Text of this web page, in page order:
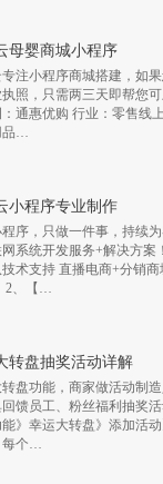
母婴商城小程序
注小程序商城搭建，如
照，只需两三天即帮您
：通惠优购 行业：零售线
品…
小程序专业制作
序，只做一件事，持续
系统开发服务+解决方案
术支持 直播电商+分销
2、【…
转盘抽奖活动详解
盘功能，商家做活动制
回馈员工、粉丝福利抽奖
能》幸运大转盘》添加活
每个…